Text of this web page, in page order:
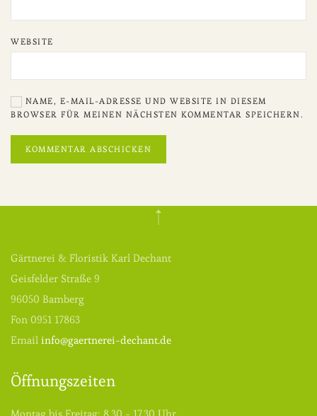
WEBSITE
NAME, E-MAIL-ADRESSE UND WEBSITE IN DIESEM
BROWSER FÜR MEINEN NÄCHSTEN KOMMENTAR SPEICHERN.
KOMMENTAR ABSCHICKEN
Gärtnerei & Floristik Karl Dechant
Geisfelder Straße 9
96050 Bamberg
Fon 0951 17863
Email info@gaertnerei-dechant.de
Öffnungszeiten